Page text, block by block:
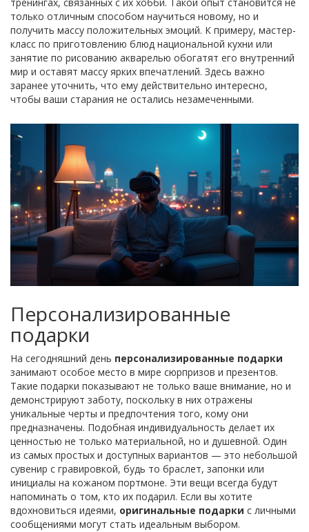
только отличным способом научиться новому, но и
получить массу положительных эмоций. К примеру, мастер-
класс по приготовлению блюд национальной кухни или
занятие по рисованию акварелью обогатят его внутренний
мир и оставят массу ярких впечатлений. Здесь важно
заранее уточнить, что ему действительно интересно,
чтобы ваши старания не остались незамеченными.
Персонализированные
подарки
На сегодняшний день персонализированные подарки
занимают особое место в мире сюрпризов и презентов.
Такие подарки показывают не только ваше внимание, но и
демонстрируют заботу, поскольку в них отражены
уникальные черты и предпочтения того, кому они
предназначены. Подобная индивидуальность делает их
ценностью не только материальной, но и душевной. Один
из самых простых и доступных вариантов — это небольшой
сувенир с гравировкой, будь то браслет, запонки или
инициалы на кожаном портмоне. Эти вещи всегда будут
напоминать о том, кто их подарил. Если вы хотите
вдохновиться идеями, оригинальные подарки с личными
сообщениями могут стать идеальным выбором.